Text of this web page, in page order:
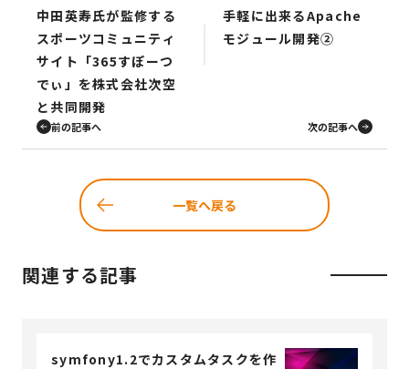
中田英寿氏が監修する
スポーツコミュニティ
サイト「365すぽーつ
でぃ」を株式会社次空
と共同開発
前の記事へ
手軽に出来るApache
モジュール開発②
次の記事へ
一覧へ戻る
関連する記事
symfony1.2でカスタムタスクを作